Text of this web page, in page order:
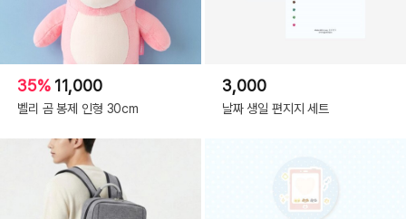
35% 11,000
벨리 곰 봉제 인형 30cm
3,000
날짜 생일 편지지 세트